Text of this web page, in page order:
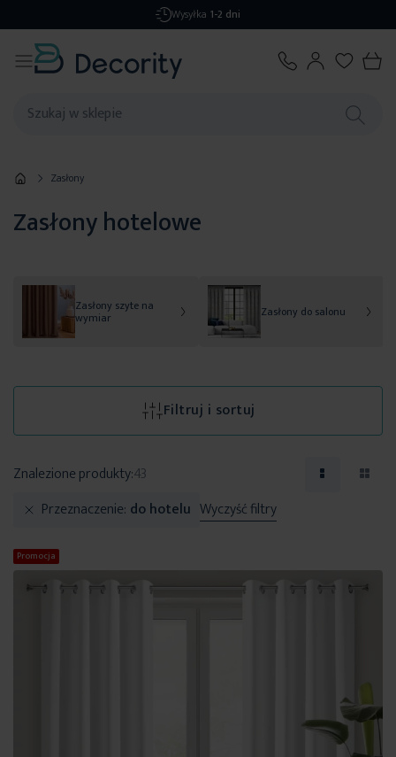
Darmowa dostawaod 299,99 zł
Zasłony
Zasłony hotelowe
Zasłony szyte na
wymiar Zasłony do salonu
Filtruj i sortuj
Znalezione produkty:43
Przeznaczenie do hotelu Wyczyść filtry
Promocja